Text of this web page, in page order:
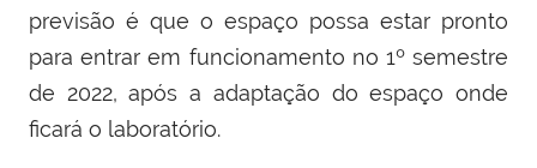
previsão é que o espaço possa estar pronto
para entrar em funcionamento no 1º semestre
de 2022, após a adaptação do espaço onde
ficará o laboratório.